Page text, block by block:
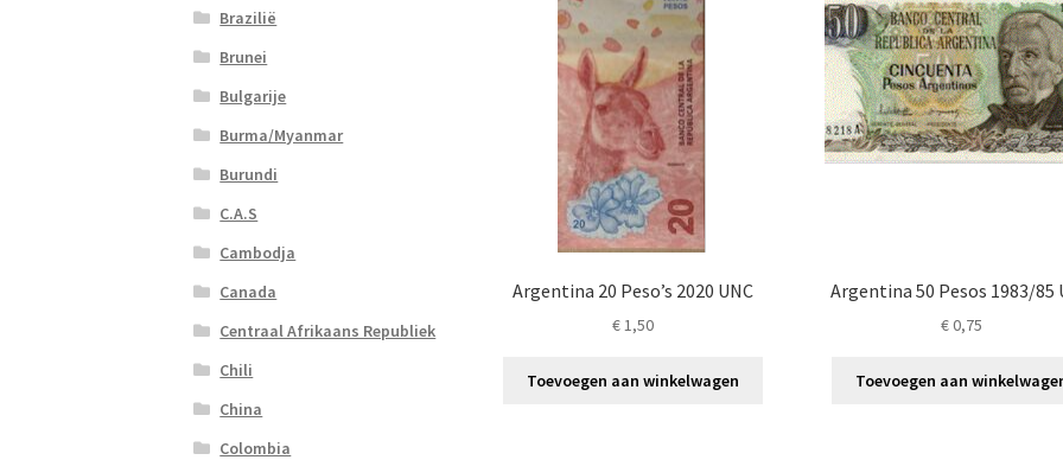
Argentina 20 Peso’s 2020 UNC
€1,50
Toevoegen aan winkelwagen
Argentina 50 Pesos 1983/85
€0,75
Toevoegen aan
Brazilië
Brunei
Bulgarije
Burma/Myanmar
Burundi
C.A.S
Cambodja
Canada
Centraal Afrikaans Republiek
Chili
China
Colombia